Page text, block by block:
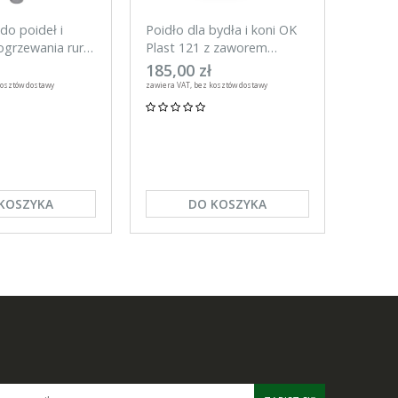
poideł i
rur,
dostawy
Poidło dla bydła i koni OK
Plast 121 z zaworem
rurowym 3l
185,00 zł
zawiera VAT, bez kosztów dostawy
DO KOSZYKA